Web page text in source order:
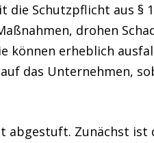
die Schutzpflicht aus §
drohen
können erheblich
das Unternehmen,
abgestuft. Zunächst ist